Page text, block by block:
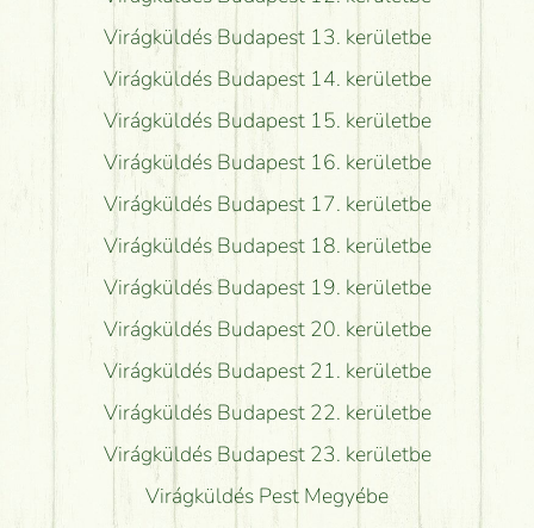
Virágküldés Budapest 13. kerületbe
Virágküldés Budapest 14. kerületbe
Virágküldés Budapest 15. kerületbe
Virágküldés Budapest 16. kerületbe
Virágküldés Budapest 17. kerületbe
Virágküldés Budapest 18. kerületbe
Virágküldés Budapest 19. kerületbe
Virágküldés Budapest 20. kerületbe
Virágküldés Budapest 21. kerületbe
Virágküldés Budapest 22. kerületbe
Virágküldés Budapest 23. kerületbe
Virágküldés Pest Megyébe